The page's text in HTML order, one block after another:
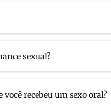
sexual?
recebeu um sexo oral?